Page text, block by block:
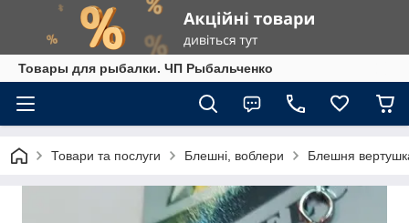
Товары для рыбалки. ЧП Рыбальченко
Товари та послуги Блешні, воблери Блешня